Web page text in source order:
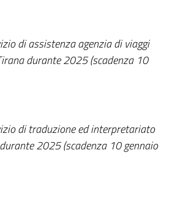
di assistenza agenzia di viaggi
durante 2025 (scadenza 10
di traduzione ed interpretariato
2025 (scadenza 10 gennaio